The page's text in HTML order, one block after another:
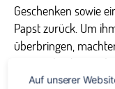
Geschenken sowie
Papst zurück. Um
überbringen,
Weg und nahmen
Großkhan war
Auf unserer